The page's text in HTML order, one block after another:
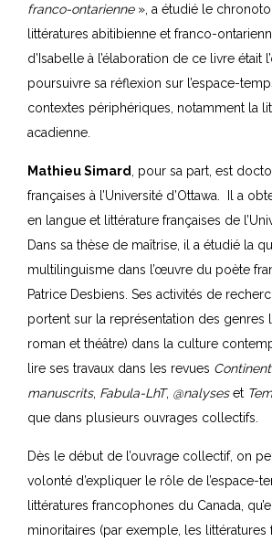
franco-ontarienne», a étudié le
littératures abitibienne et franco-
d’Isabelle à l’élaboration de ce livre était
poursuivre sa réflexion sur l’espace-
contextes périphériques, notamment la
acadienne.
Mathieu Simard , pour sa part, est
françaises à l’Université d’Ottawa. Il a
en langue et littérature françaises de
Dans sa thèse de maîtrise, il a étudié la
multilinguisme dans l’œuvre du poète
Patrice Desbiens. Ses activités de
portent sur la représentation des genres
roman et théâtre) dans la culture
lire ses travaux dans les revues
manuscrits, Fabula-LhT, @nalyseset
que dans plusieurs ouvrages collectifs.
Dès le début de l’ouvrage collectif, on
volonté d’expliquer le rôle de l’espace-
littératures francophones du Canada,
minoritaires (par exemple, les